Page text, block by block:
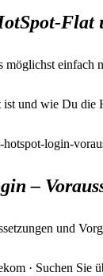
einfach
und wie Du die
hotspot-login-
–
und
· Suchen Sie